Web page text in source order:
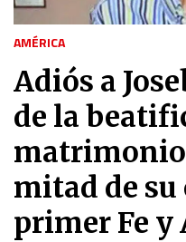
AMÉRICA
Adiós a
de la
matrimonio
mitad de su
primer Fe y